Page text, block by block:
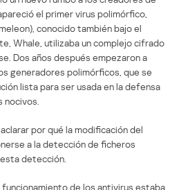
el primer virus polimórfico,
conocido también bajo el
Whale, utilizaba un complejo cifrado
Dos años después empezaron a
generadores polimórficos, que se
lista para ser usada en la defensa
nocivos.
por qué la modificación del
a la detección de ficheros
detección.
de los antivirus estaba